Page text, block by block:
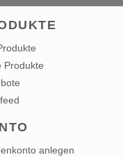
Produkte
anlegen